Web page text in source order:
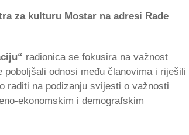
za kulturu Mostar na adresi Rade
radionica se fokusira na važnost
odnosi među članovima i riješili
raditi na podizanju svijesti o važnosti
ekonomskim i demografskim